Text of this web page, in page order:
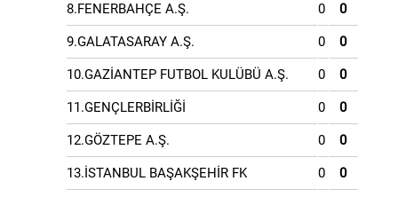
8.FENERBAHÇE A.Ş. 0 0
9.GALATASARAY A.Ş. 0 0
10.GAZİANTEP FUTBOL KULÜBÜ A.Ş. 0 0
11.GENÇLERBİRLİĞİ 0 0
12.GÖZTEPE A.Ş. 0 0
13.İSTANBUL BAŞAKŞEHİR FK 0 0